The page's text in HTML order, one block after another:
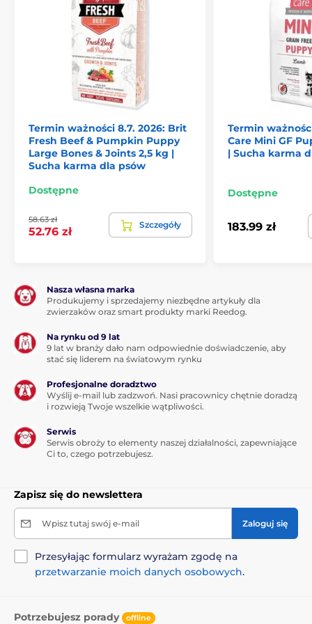
Wspomagają prawidłowy rozwój mózgu, skóry i
Zrównoważony stosunek tłuszczów i białek:
Zapewnia optymalną energię niezbędną do wzrostu
i rozwoju bez obciążania układu pokarmowego
Witaminy i minerały:Wzmacniają układ
odpornościowy oraz wspierają ogólną witalność i
zdrowie szczenięcia
Bez soi, chemicznych konserwantów i sztucznych
barwników: Naturalny skład bez zbędnych
dodatków, który jest łagodny dla wrażliwego układu
pokarmowego
Skład:
Kurczak 55% (suszony 30%, bez kości 25%), tłuszcz z
pszenica, olej z łososia 2%, kukurydza, suszone jabłka,
hydrolizowana wątróbka z kurczaka, drożdże piwne,
kolagen, skorupy skorupiaków (źródło glukozaminy)
zioła i owoce (goździki, cytrusy, rozmaryn, kurkuma)
150 mg/kg, oligosacharydy mannanowe 150 mg/kg,
fruktooligosacharydy 100 mg/kg, juka mohave 100
mg/kg, suszone jagody 60 mg/kg.
Termin ważności 8.7. 2026: Brit
Fresh Beef & Pumpkin Puppy
Large Bones & Joints 2,5 kg |
Sucha karma dla psów
Dostępne
58.63 zł
52.76 zł
Szczegóły
Termin
Care Mini GF
| Sucha karma
Dostępne
183.99 zł
Nasza własna marka
Produkujemy i sprzedajemy niezbędne artykuły dla
zwierzaków oraz smart produkty marki Reedog.
Na rynku od 9 lat
9 lat w branży dało nam odpowiednie doświadczenie, aby
stać się liderem na światowym rynku
Profesjonalne doradztwo
Wyślij e-mail lub zadzwoń. Nasi pracownicy chętnie doradzą
i rozwieją Twoje wszelkie wątpliwości.
Serwis
Serwis obroży to elementy naszej działalności, zapewniające
Ci to, czego potrzebujesz.
Zapisz się do newslettera
Wpisz tutaj swój e-mail Zaloguj się
Przesyłając formularz wyrażam zgodę na
przetwarzanie moich danych osobowych.
Potrzebujesz porady offline